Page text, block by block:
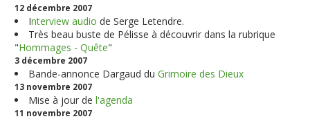
12 décembre 2007
Interview audiode Serge Letendre.
Très beau buste de Pélisse à découvrir dans la rubrique
"Hommages - Quête"
3 décembre 2007
Bande-annonce Dargaud duGrimoire des Dieux
13 novembre 2007
Mise à jour del'agenda
11 novembre 2007